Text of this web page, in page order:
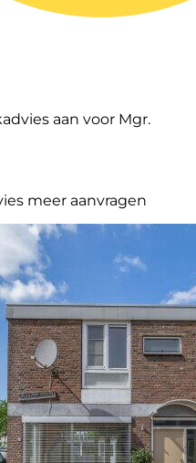
aan voor Mgr.
meer aanvragen